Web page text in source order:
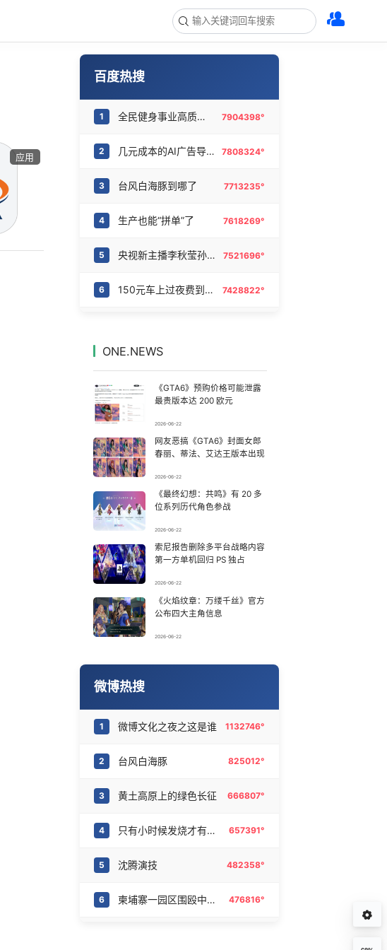
应用
百度热搜
1 全民健身事业高质量发展 7904398°
2 几元成本的AI广告导致千万市值蒸发 7808324°
3 台风白海豚到哪了 7713235°
4 生产也能“拼单”了 7618269°
5 央视新主播李秋莹孙亚鹏亮相 7521696°
6 150元车上过夜费到底谁被做局了 7428822°
沈腾演技
9 河南刑案嫌犯被抓 逃窜时伤害多人 7143798°
11
12 这些燃气使用“偏方”千万别信 6855363°
13
14 郭晶晶大女儿边走路边看书 6658094°
15 89岁钟南山高能量日常：每周健身3次 6562038°
16
ONE.NEWS
《GTA6》预购价格可能泄露
最贵版本达 200 欧元
2026-06-22
网友恶搞《GTA6》封面女郎
春丽、蒂法、艾达王版本出现
2026-06-22
《最终幻想：共鸣》有 20 多
位系列历代角色参战
2026-06-22
索尼报告删除多平台战略内容
第一方单机回归 PS 独占
2026-06-22
《火焰纹章：万缕千丝》官方
公布四大主角信息
2026-06-22
微博热搜
1 微博文化之夜之这是谁 1132746°
2 台风白海豚 825012°
3 黄土高原上的绿色长征 666807°
4 只有小时候发烧才有这种感觉 657391°
5 沈腾演技 482358°
6 柬埔寨一园区围殴中国人致1死3伤 476816°